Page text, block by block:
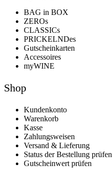
BAG in BOX
ZEROs
CLASSICs
PRICKELNDes
Gutscheinkarten
Accessoires
myWINE
Shop
Kundenkonto
Warenkorb
Kasse
Zahlungsweisen
Versand & Lieferung
Status der Bestellung prüfen
Gutscheinwert prüfen